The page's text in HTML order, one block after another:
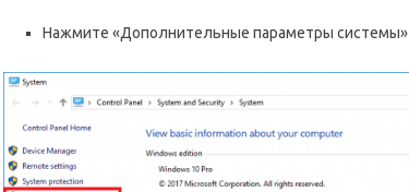
Нажмите «Дополнительные параметры системы»